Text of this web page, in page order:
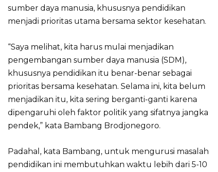
sumber daya manusia, khususnya pendidikan
menjadi prioritas utama bersama sektor kesehatan.
“Saya melihat, kita harus mulai menjadikan
pengembangan sumber daya manusia (SDM),
khususnya pendidikan itu benar-benar sebagai
prioritas bersama kesehatan. Selama ini, kita belum
menjadikan itu, kita sering berganti-ganti karena
dipengaruhi oleh faktor politik yang sifatnya jangka
pendek,” kata Bambang Brodjonegoro.
Padahal, kata Bambang, untuk mengurusi masalah
pendidikan ini membutuhkan waktu lebih dari 5-10